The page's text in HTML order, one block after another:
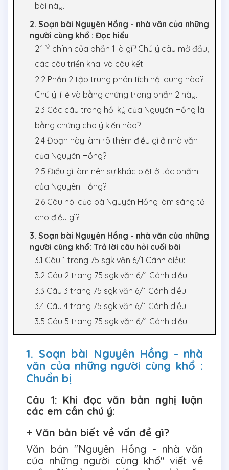
bài này.
2. Soạn bài Nguyên Hồng - nhà văn của những
người cùng khổ : Đọc hiểu
2.1 Ý chính của phần 1 là gì? Chú ý câu mở đầu,
các câu triển khai và câu kết.
2.2 Phần 2 tập trung phân tích nội dung nào?
Chú ý lí lẽ và bằng chứng trong phần 2 này.
2.3 Các câu trong hồi ký của Nguyên Hồng là
bằng chứng cho ý kiến nào?
2.4 Đoạn này làm rõ thêm điều gì ở nhà văn
của Nguyên Hồng?
2.5 Điều gì làm nên sự khác biệt ở tác phẩm
của Nguyên Hồng?
2.6 Câu nói của bà Nguyên Hồng làm sáng tỏ
cho điều gì?
3. Soạn bài Nguyên Hồng - nhà văn của những
người cùng khổ: Trả lời câu hỏi cuối bài
3.1 Câu 1 trang 75 sgk văn 6/1 Cánh diều:
3.2 Câu 2 trang 75 sgk văn 6/1 Cánh diều:
3.3 Câu 3 trang 75 sgk văn 6/1 Cánh diều:
3.4 Câu 4 trang 75 sgk văn 6/1 Cánh diều:
3.5 Câu 5 trang 75 sgk văn 6/1 Cánh diều:
1. Soạn bài Nguyên Hồng - nhà
văn của những người cùng khổ :
Chuẩn bị
Câu 1: Khi đọc văn bản nghị luận
các em cần chú ý:
+ Văn bản biết về vấn đề gì?
Văn bản "Nguyên Hồng - nhà văn
của những người cùng khổ" viết về